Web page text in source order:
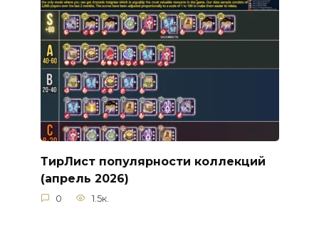
ТирЛист популярности коллекций
(апрель 2026)
0 1.5к.